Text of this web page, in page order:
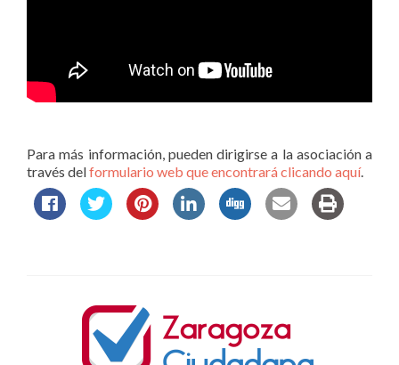
Para más información, pueden dirigirse a la asociación a
través delformulario web que encontrará clicando aquí.